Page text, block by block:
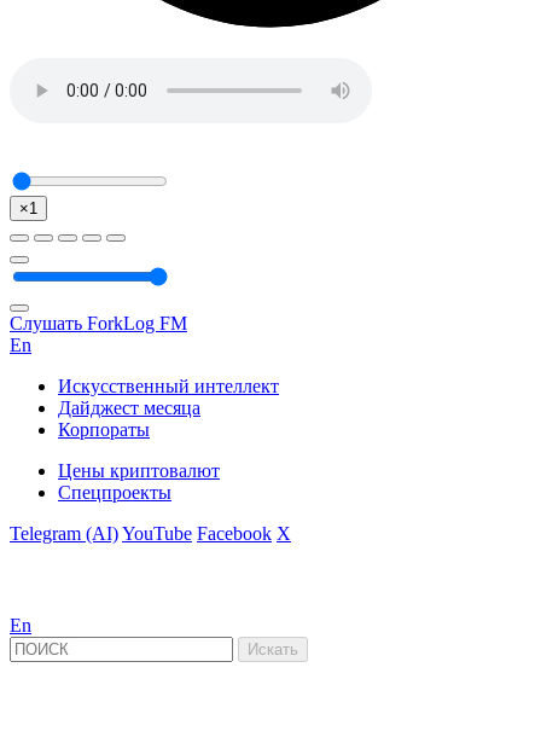
×1
Слушать ForkLog FM
En
Искусственный интеллект
Дайджест месяца
Корпораты
Цены криптовалют
Спецпроекты
Telegram (AI)YouTube Facebook X
En